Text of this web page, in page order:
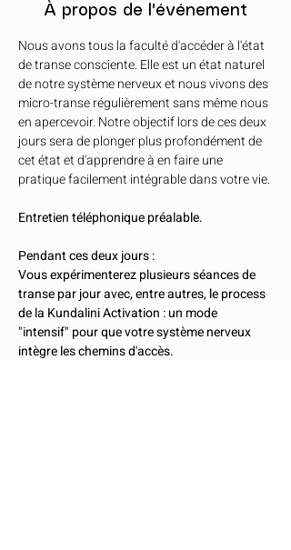
À propos de l'événement
Nous avons tous la faculté d'accéder à l'état
de transe consciente. Elle est un état naturel
de notre système nerveux et nous vivons des
micro-transe régulièrement sans même nous
en apercevoir. Notre objectif lors de ces deux
jours sera de plonger plus profondément de
cet état et d'apprendre à en faire une
pratique facilement intégrable dans votre vie.
Entretien téléphonique préalable.
Pendant ces deux jours :
Vous expérimenterez plusieurs séances de
transe par jour avec, entre autres, le process
de la Kundalini Activation : un mode
"intensif" pour que votre système nerveux
intègre les chemins d'accès.